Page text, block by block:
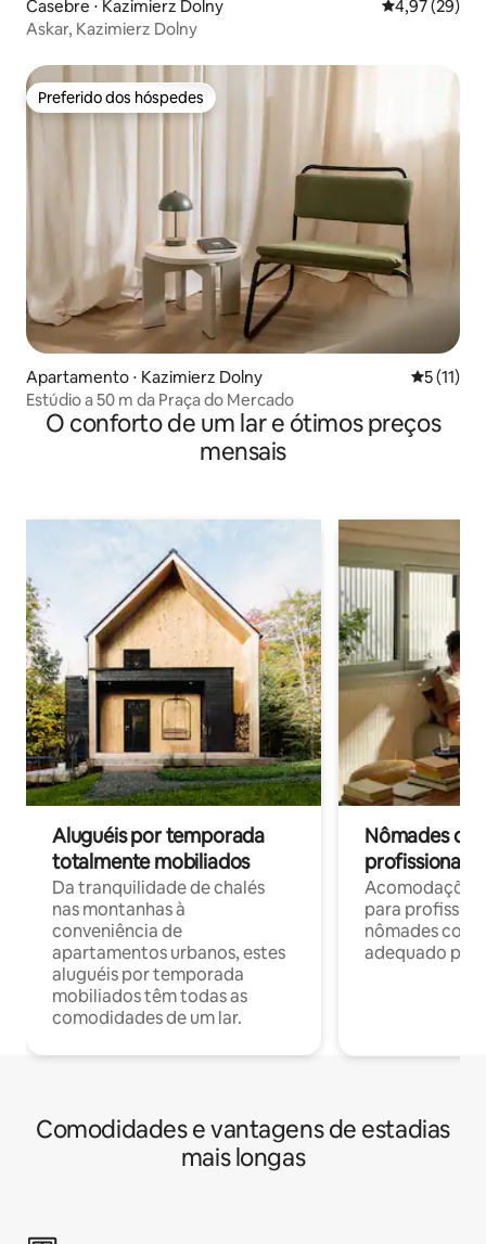
Casebre ⋅ Kazimierz Dolny 4,97 de uma
4,97 (29)
Askar, Kazimierz Dolny
Preferido dos hóspedes
Preferido dos hóspedes
Apartamento ⋅ Kazimierz Dolny 5 de uma
5 (11)
Estúdio a 50 m da Praça do Mercado
O conforto de um lar e ótimos preços
mensais
Aluguéis por temporada
totalmente mobiliados
Da tranquilidade de chalés
nas montanhas à
conveniência de
apartamentos urbanos, estes
aluguéis por temporada
mobiliados têm todas as
comodidades de um lar.
Nômades
profissionais
para
nômades com
adequado
Comodidades e vantagens de estadias
mais longas